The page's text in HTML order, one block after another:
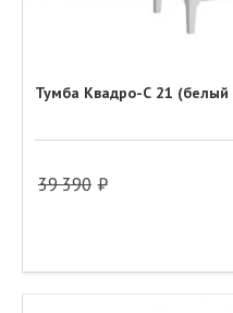
Тумба Квадро-С 21 (белый
39 390